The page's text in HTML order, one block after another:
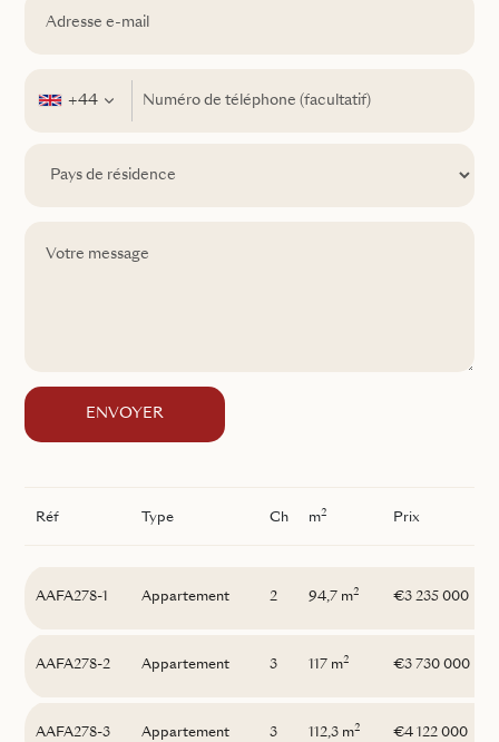
+44
ENVOYER
Réf Type Ch m2 Prix
AAFA278-1 Appartement 2 94,7 m2 €3 235 000
AAFA278-2 Appartement 3 117 m2 €3 730 000
AAFA278-3 Appartement 3 112,3 m2 €4 122 000